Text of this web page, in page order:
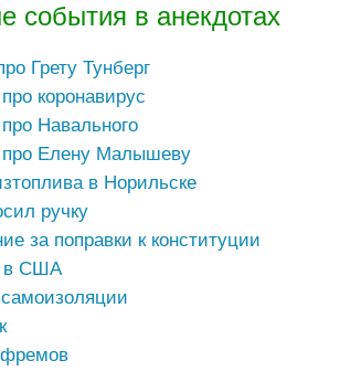
события в анекдотах
Грету Тунберг
коронавирус
Навального
про Елену Малышеву
в Норильске
ручку
за поправки к конституции
в США